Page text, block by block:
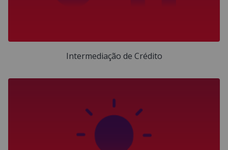
Intermediação de Crédito